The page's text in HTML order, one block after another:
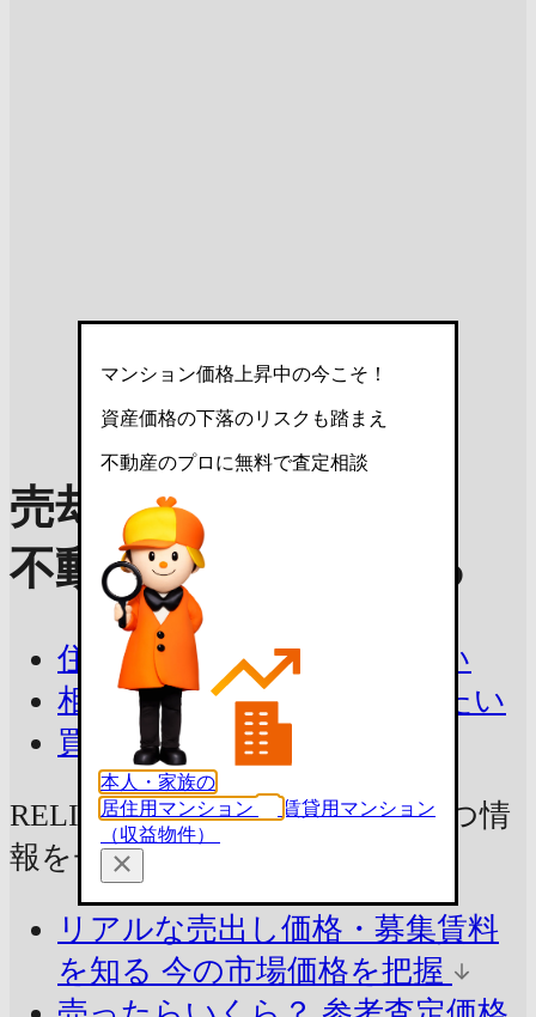
売却理由を選んで
不動産査定を依頼する
住み替えで今の家を売りたい
相続したマンションを売りたい
買取を相談したい
RELIAyoshinocho2の売却に役立つ情
報をチェック！
リアルな売出し価格・募集賃料
を知る 今の市場価格を把握
マンション価格上昇中の今こそ！
資産価格の下落のリスクも踏まえ
不動産のプロに無料で査定相談
本人・家族の
居住用マンション
賃貸用マンション
（収益物件）